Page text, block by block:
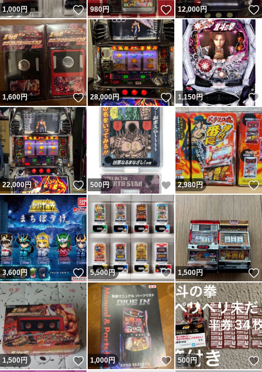
1,000円 いいね！
980円 いいね！
12,000円
1,600円 いいね！
28,000円 いいね！
1,150円
22,000円 いいね！
500円 いいね！
2,980円
3,600円 いいね！
5,500円 いいね！
1,500円
1,500円 いいね！
1,000円 いいね！
500 円